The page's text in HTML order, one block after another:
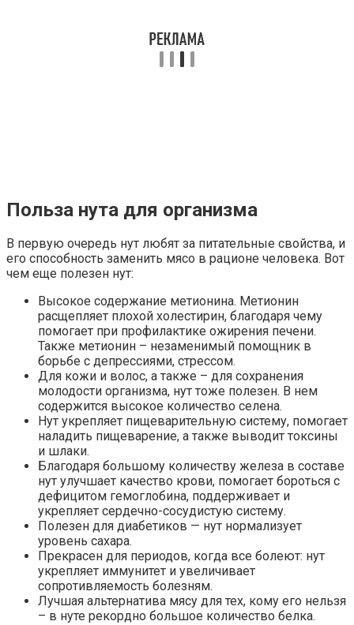
Польза нута для организма
В первую очередь нут любят за питательные свойства, и
его способность заменить мясо в рационе человека. Вот
чем еще полезен нут:
Высокое содержание метионина. Метионин
расщепляет плохой холестирин, благодаря чему
помогает при профилактике ожирения печени.
Также метионин – незаменимый помощник в
борьбе с депрессиями, стрессом.
Для кожи и волос, а также – для сохранения
молодости организма, нут тоже полезен. В нем
содержится высокое количество селена.
Нут укрепляет пищеварительную систему, помогает
наладить пищеварение, а также выводит токсины
и шлаки.
Благодаря большому количеству железа в составе
нут улучшает качество крови, помогает бороться с
дефицитом гемоглобина, поддерживает и
укрепляет сердечно-сосудистую систему.
Полезен для диабетиков — нут нормализует
уровень сахара.
Прекрасен для периодов, когда все болеют: нут
укрепляет иммунитет и увеличивает
сопротивляемость болезням.
Лучшая альтернатива мясу для тех, кому его нельзя
– в нуте рекордно большое количество белка.